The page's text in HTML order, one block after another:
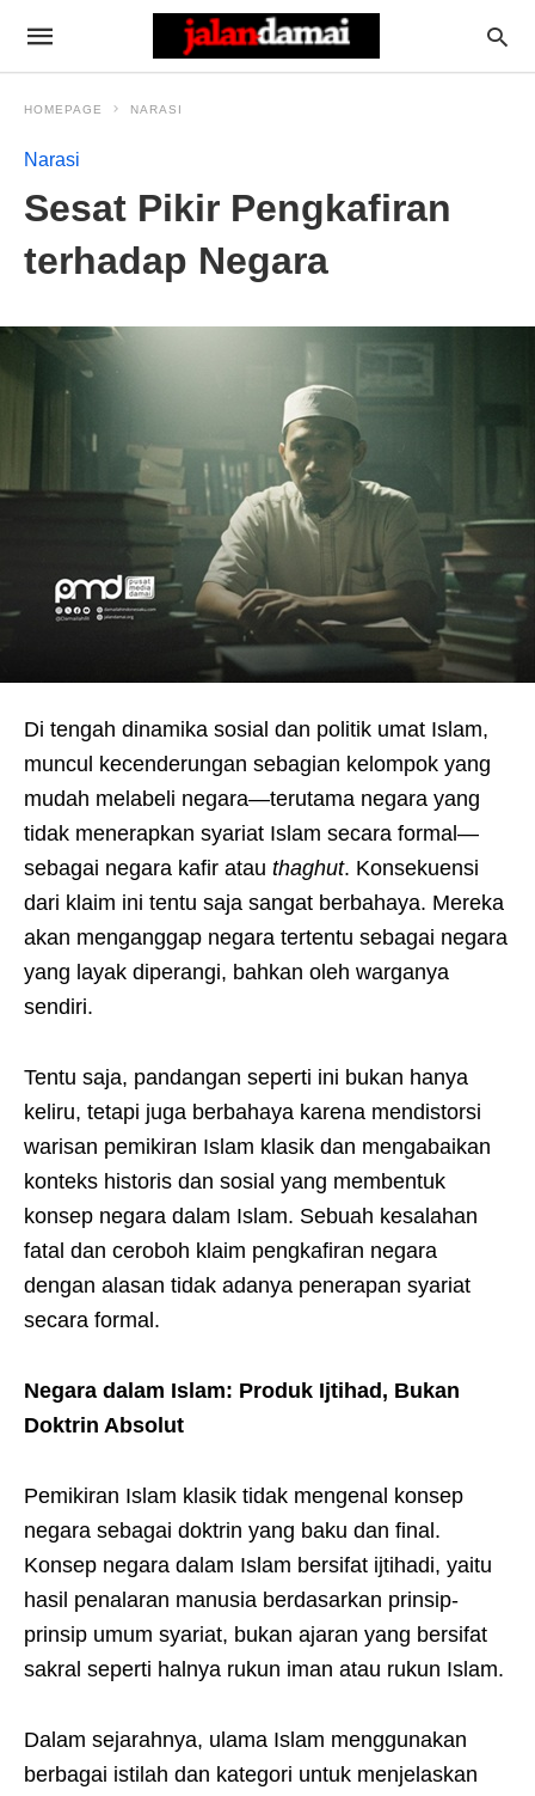
HOMEPAGE NARASI
Narasi
Sesat Pikir Pengkafiran
terhadap Negara
Di tengah dinamika sosial dan politik umat Islam,
muncul kecenderungan sebagian kelompok yang
mudah melabeli negara—terutama negara yang
tidak menerapkan syariat Islam secara formal—
sebagai negara kafir atau thaghut. Konsekuensi
dari klaim ini tentu saja sangat berbahaya. Mereka
akan menganggap negara tertentu sebagai negara
yang layak diperangi, bahkan oleh warganya
sendiri.
Tentu saja, pandangan seperti ini bukan hanya
keliru, tetapi juga berbahaya karena mendistorsi
warisan pemikiran Islam klasik dan mengabaikan
konteks historis dan sosial yang membentuk
konsep negara dalam Islam. Sebuah kesalahan
fatal dan ceroboh klaim pengkafiran negara
dengan alasan tidak adanya penerapan syariat
secara formal.
Negara dalam Islam: Produk Ijtihad, Bukan
Doktrin Absolut
Pemikiran Islam klasik tidak mengenal konsep
negara sebagai doktrin yang baku dan final.
Konsep negara dalam Islam bersifat ijtihadi, yaitu
hasil penalaran manusia berdasarkan prinsip-
prinsip umum syariat, bukan ajaran yang bersifat
sakral seperti halnya rukun iman atau rukun Islam.
Dalam sejarahnya, ulama Islam menggunakan
berbagai istilah dan kategori untuk menjelaskan